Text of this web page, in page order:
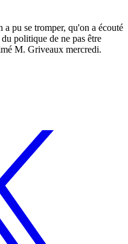
a pu se tromper, qu'on a écouté
politique de ne pas être
M. Griveaux mercredi.